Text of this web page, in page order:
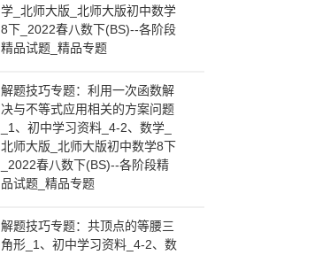
学_北师大版_北师大版初中数学
8下_2022春八数下(BS)--各阶段
精品试题_精品专题
解题技巧专题：利用一次函数解
决与不等式应用相关的方案问题
_1、初中学习资料_4-2、数学_
北师大版_北师大版初中数学8下
_2022春八数下(BS)--各阶段精
品试题_精品专题
解题技巧专题：共顶点的等腰三
角形_1、初中学习资料_4-2、数